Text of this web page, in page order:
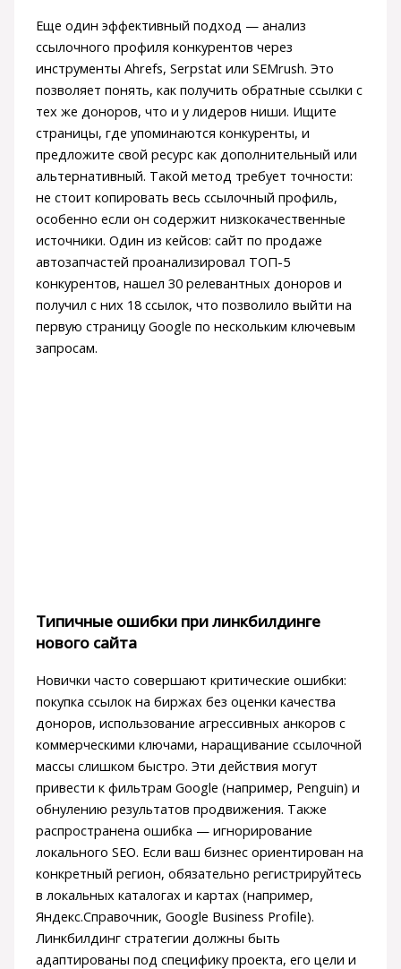
Еще один эффективный подход — анализ
ссылочного профиля конкурентов через
инструменты Ahrefs, Serpstat или SEMrush. Это
позволяет понять, как получить обратные ссылки с
тех же доноров, что и у лидеров ниши. Ищите
страницы, где упоминаются конкуренты, и
предложите свой ресурс как дополнительный или
альтернативный. Такой метод требует точности:
не стоит копировать весь ссылочный профиль,
особенно если он содержит низкокачественные
источники. Один из кейсов: сайт по продаже
автозапчастей проанализировал ТОП-5
конкурентов, нашел 30 релевантных доноров и
получил с них 18 ссылок, что позволило выйти на
первую страницу Google по нескольким ключевым
запросам.
Типичные ошибки при линкбилдинге
нового сайта
Новички часто совершают критические ошибки:
покупка ссылок на биржах без оценки качества
доноров, использование агрессивных анкоров с
коммерческими ключами, наращивание ссылочной
массы слишком быстро. Эти действия могут
привести к фильтрам Google (например, Penguin) и
обнулению результатов продвижения. Также
распространена ошибка — игнорирование
локального SEO. Если ваш бизнес ориентирован на
конкретный регион, обязательно регистрируйтесь
в локальных каталогах и картах (например,
Яндекс.Справочник, Google Business Profile).
Линкбилдинг стратегии должны быть
адаптированы под специфику проекта, его цели и